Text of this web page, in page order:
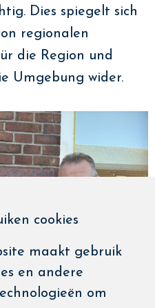
cookies
maakt gebruik
en andere
om
Dies spiegelt sich
regionalen
die Region und
Umgebung wider.